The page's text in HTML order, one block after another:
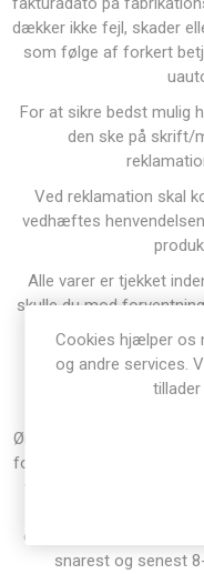
dækker ikke fejl, skader
som følge af forkert
For at sikre bedst mulig
den ske på skrift/
Ved reklamation skal
vedhæftes
Alle varer er tjekket
skulle du mod
evt. transportskader,
hurtigst muligt efter,
Ønsker du alligevel ikke
for 14 dage fra
varen er i ubrugt ikke
intakt. Varen skal
ordrebekræftelse eller
snarest og senest
Cookies hjælper os
og andre services.